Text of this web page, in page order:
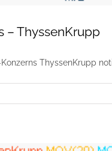
– ThyssenKrupp
ThyssenKrupp